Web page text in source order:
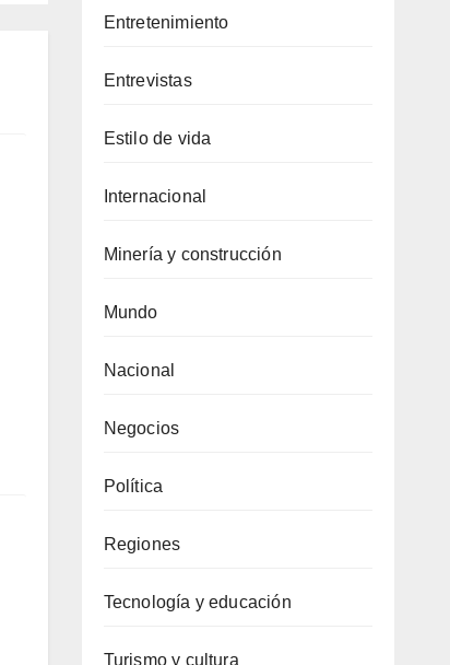
Entretenimiento
Entrevistas
Estilo de vida
Internacional
Minería y construcción
Mundo
Nacional
Negocios
Política
Regiones
Tecnología y educación
Turismo y cultura